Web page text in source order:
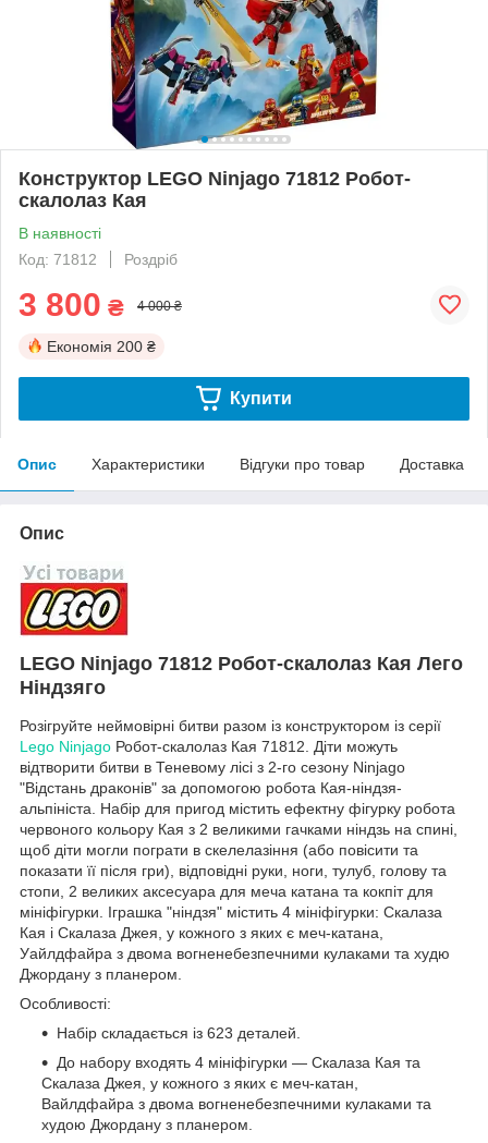
Конструктор LEGO Ninjago 71812 Робот-
скалолаз Кая
В наявності
Код: 71812
Роздріб
3 800 ₴ 4 000 ₴
Економія 200 ₴
Купити
Опис Характеристики Відгуки про товар Доставка
Опис
LEGO Ninjago 71812 Робот-скалолаз Кая Лего
Ніндзяго
Розігруйте неймовірні битви разом із конструктором із серії
Lego Ninjago Робот-скалолаз Кая 71812. Діти можуть
відтворити битви в Теневому лісі з 2-го сезону Ninjago
"Відстань драконів" за допомогою робота Кая-ніндзя-
альпініста. Набір для пригод містить ефектну фігурку робота
червоного кольору Кая з 2 великими гачками ніндзь на спині,
щоб діти могли пограти в скелелазіння (або повісити та
показати її після гри), відповідні руки, ноги, тулуб, голову та
стопи, 2 великих аксесуара для меча катана та кокпіт для
мініфігурки. Іграшка "ніндзя" містить 4 мініфігурки: Скалаза
Кая і Скалаза Джея, у кожного з яких є меч-катана,
Уайлдфайра з двома вогненебезпечними кулаками та худю
Джордану з планером.
Особливості:
Набір складається із 623 деталей.
До набору входять 4 мініфігурки — Скалаза Кая та
Скалаза Джея, у кожного з яких є меч-катан,
Вайлдфайра з двома вогненебезпечними кулаками та
худою Джордану з планером.